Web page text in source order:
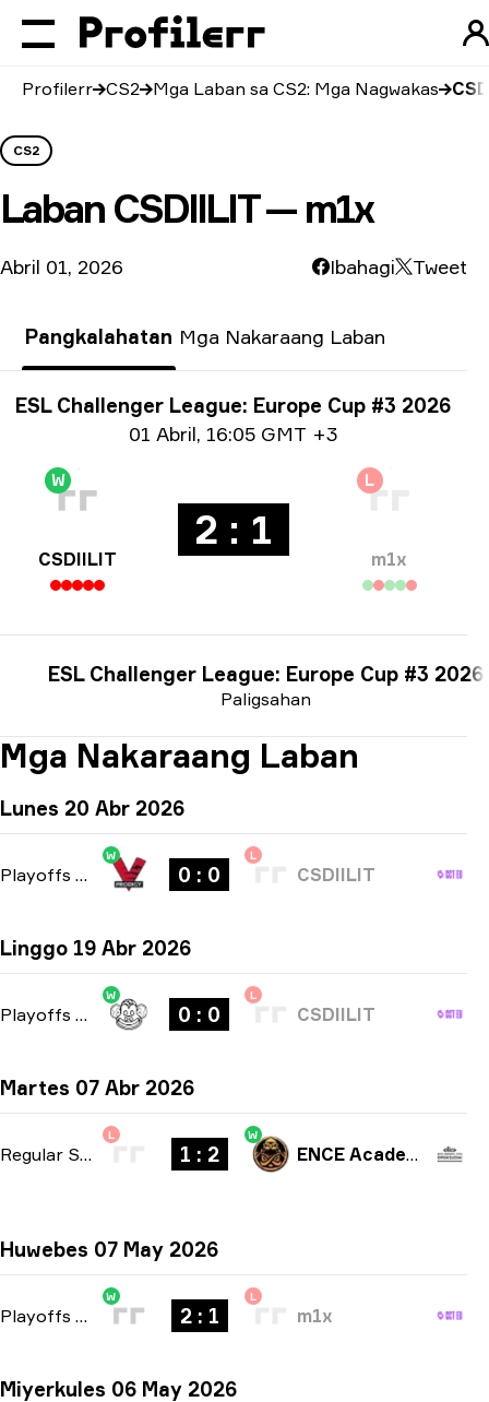
Profilerr CS2 Mga Laban sa CS2: Mga Nagwakas
CS2
Laban CSDIILIT — m1x
Abril 01, 2026 Ibahagi Tweet
Pangkalahatan Mga Nakaraang Laban
Impormasyon tungkol sa Paligsahan
ESL Challenger League: Europe Cup #3 2026
Impormasyon sa petsa
01 Abril, 16:05 GMT +3
W
CSDIILIT
2 : 1
L
m1x
Paligsahan
ESL Challenger League: Europe Cup #3 2026
Mga Nakaraang Laban
Lunes 20 Abr 2026
Playoffs bo3
W
0 : 0
L
CSDIILIT
Linggo 19 Abr 2026
Playoffs bo3
W
0 : 0
L
CSDIILIT
Martes 07 Abr 2026
Regular Season
L
1 : 2
W
ENCE Academy
Huwebes 07 May 2026
Playoffs bo3
W
2 : 1
L
m1x
Miyerkules 06 May 2026